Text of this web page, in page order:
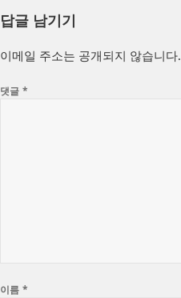
답글 남기기
이메일 주소는 공개되지 않습니다.
댓글*
이름*